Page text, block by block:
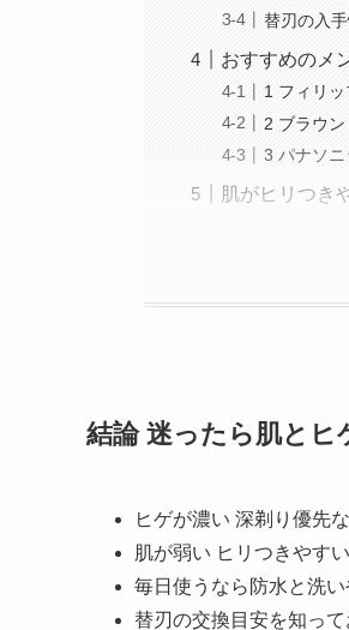
替刃の入
おすすめのメ
1 フィリ
2 ブラウ
3 パナソ
肌がヒリつき
結論 迷ったら肌とヒ
ヒゲが濃い 深剃り優先
肌が弱い ヒリつきやす
毎日使うなら防水と洗
替刃の交換目安を知っ